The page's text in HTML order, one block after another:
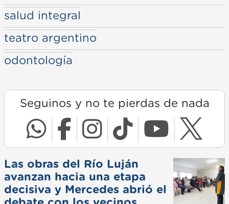
salud integral
teatro argentino
odontología
Seguinos y no te pierdas de nada
Las obras del Río Luján
avanzan hacia una etapa
decisiva y Mercedes abrió el